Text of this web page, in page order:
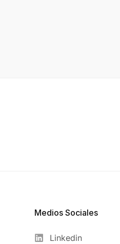
Medios Sociales
Linkedin